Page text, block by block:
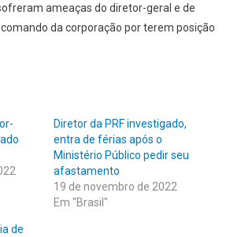
ameaças do diretor-geral e de
da corporação por terem posição
Diretor da PRF investigado,
entra de férias após o
Ministério Público pedir seu
afastamento
19 de novembro de 2022
Em "Brasil"
de